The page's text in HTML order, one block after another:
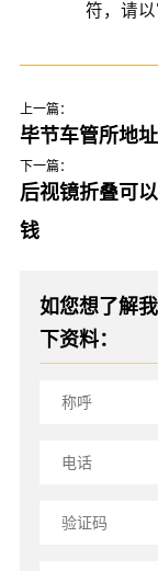
符，请以
上一篇：
毕节车管所地
下一篇：
后视镜折叠可
钱
如您想了解
下资料：